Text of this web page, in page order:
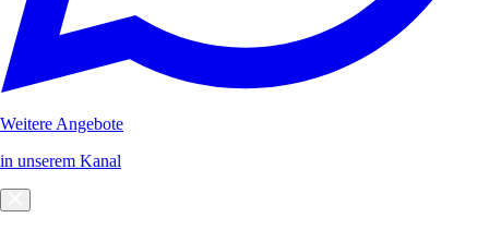
Weitere Angebote
in unserem Kanal